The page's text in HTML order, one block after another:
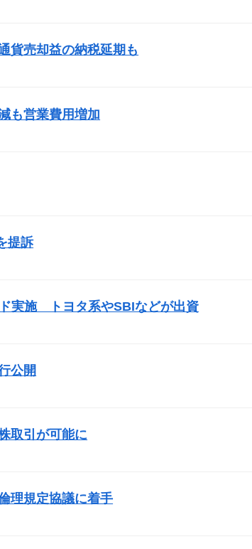
貨売却益の納税延期も
も営業費用増加
提訴
実施 トヨタ系やSBIなどが出資
公開
取引が可能に
理規定協議に着手